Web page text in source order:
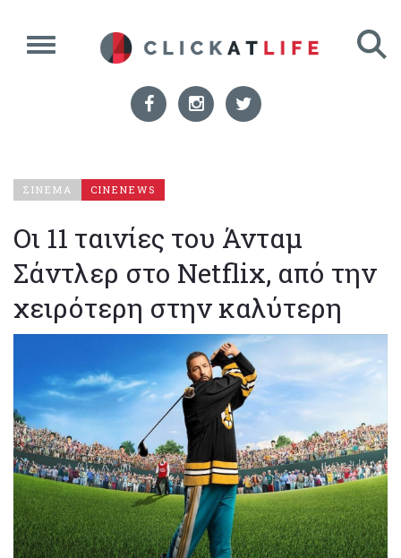
ΣΙΝΕΜΑ CINENEWS
Οι 11 ταινίες του Άνταμ
Σάντλερ στο Netflix, από την
χειρότερη στην καλύτερη